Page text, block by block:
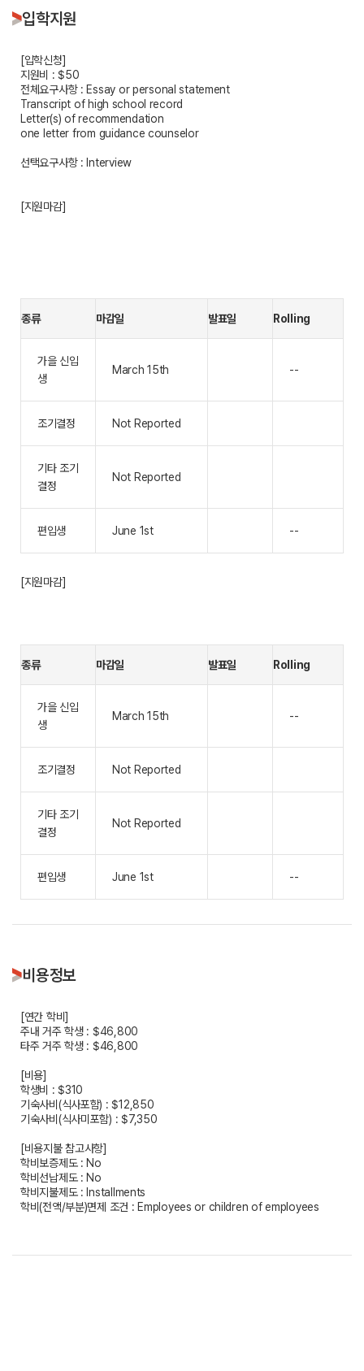
입학지원
[입학신청]
지원비 : $50
전체요구사항 : Essay or personal statement
Transcript of high school record
Letter(s) of recommendation
one letter from guidance counselor
선택요구사항 : Interview
[지원마감]
종류 마감일 발표일 Rolling
가을 신입
생
March 15th --
조기결정 Not Reported
기타 조기
결정
Not Reported
편입생 June 1st --
[지원마감]
종류 마감일 발표일 Rolling
가을 신입
생
March 15th --
조기결정 Not Reported
기타 조기
결정
Not Reported
편입생 June 1st --
비용정보
[연간 학비]
주내 거주 학생 : $46,800
타주 거주 학생 : $46,800
[비용]
학생비 : $310
기숙사비(식사포함) : $12,850
기숙사비(식사미포함) : $7,350
[비용지불 참고사항]
학비보증제도 : No
학비선납제도 : No
학비지불제도 : Installments
학비(전액/부분)면제 조건 : Employees or children of employees